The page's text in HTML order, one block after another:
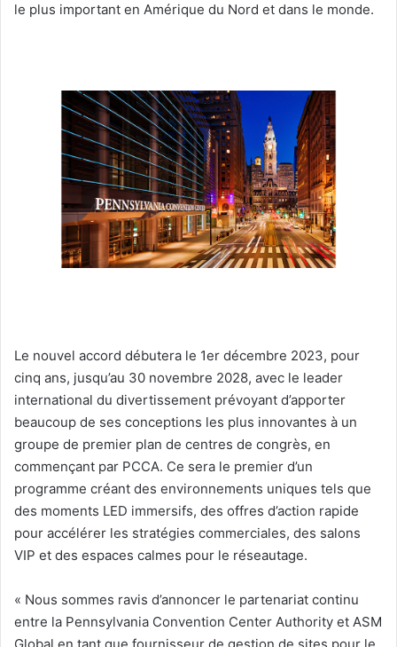
le plus important en Amérique du Nord et dans le monde.
Le nouvel accord débutera le 1er décembre 2023, pour
cinq ans, jusqu’au 30 novembre 2028, avec le leader
international du divertissement prévoyant d’apporter
beaucoup de ses conceptions les plus innovantes à un
groupe de premier plan de centres de congrès, en
commençant par PCCA. Ce sera le premier d’un
programme créant des environnements uniques tels que
des moments LED immersifs, des offres d’action rapide
pour accélérer les stratégies commerciales, des salons
VIP et des espaces calmes pour le réseautage.
« Nous sommes ravis d’annoncer le partenariat continu
entre la Pennsylvania Convention Center Authority et ASM